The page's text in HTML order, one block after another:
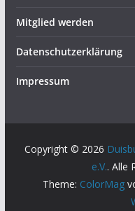
Mitglied werden
Datenschutzerklärung
Impressum
Copyright © 2026
e.V.. Alle
Theme: ColorMag